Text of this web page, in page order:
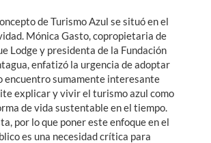
de Turismo Azul se situó en el
Mónica Gasto, copropietaria de
Lodge y presidenta de la Fundación
enfatizó la urgencia de adoptar
encuentro sumamente interesante
explicar y vivir el turismo azul como
de vida sustentable en el tiempo.
por lo que poner este enfoque en el
es una necesidad crítica para